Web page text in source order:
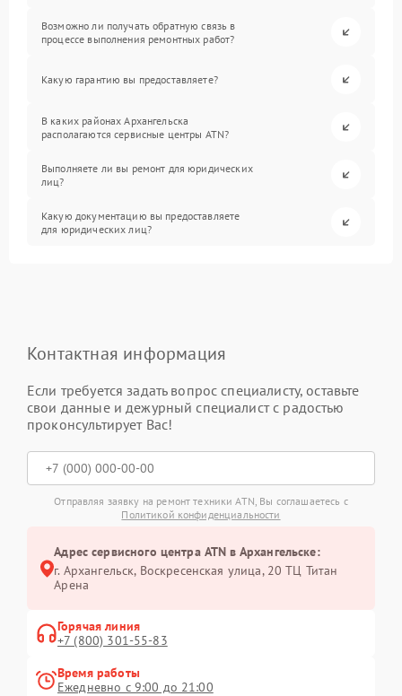
Возможно ли получать обратную связь в
процессе выполнения ремонтных работ?
Какую гарантию вы предоставляете?
В каких районах Архангельска
располагаются сервисные центры ATN?
Выполняете ли вы ремонт для юридических
лиц?
Какую документацию вы предоставляете
для юридических лиц?
Контактная информация
Если требуется задать вопрос специалисту, оставьте
свои данные и дежурный специалист с радостью
проконсультирует Вас!
Отправляя заявку на ремонт техники ATN, Вы соглашаетесь с
Политикой конфиденциальности
Адрес сервисного центра ATN в Архангельске:
г. Архангельск, Воскресенская улица, 20 ТЦ Титан
Арена
Горячая линия
+7 (800) 301-55-83
Время работы
Ежедневно с 9:00 до 21:00